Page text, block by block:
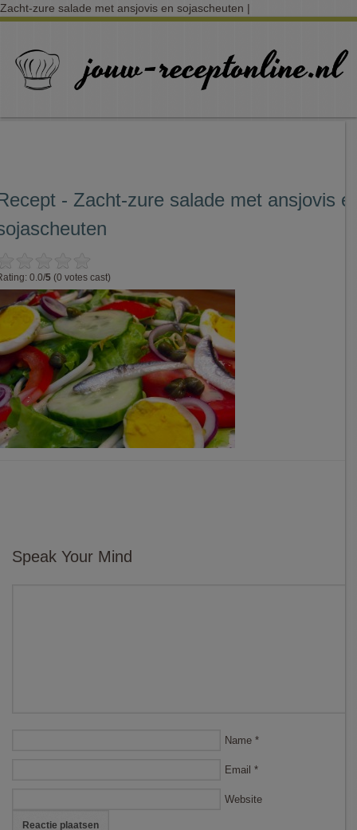
Zacht-zure salade met ansjovis en sojascheuten |
- Zacht-zure salade met ansjovis
0.0/5 (0 votes cast)
Speak Your Mind
Name *
Email *
Website